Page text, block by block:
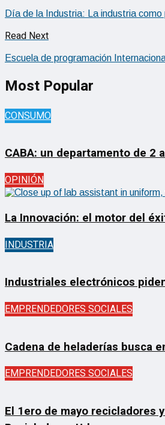
Día de la Industria: La industria
Read Next
Escuela de programación
Most Popular
CONSUMO
CABA: un departamento de 2
OPINIÓN
La Innovación: el motor del
INDUSTRIA
Industriales electrónicos
EMPRENDEDORES SOCIALES
Cadena de heladerías busca
EMPRENDEDORES SOCIALES
El 1ero de mayo recicladores